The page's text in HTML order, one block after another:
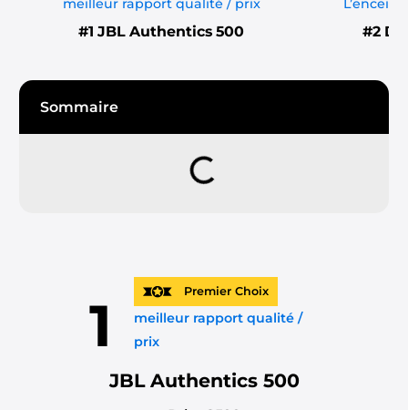
meilleur rapport qualité / prix
#1JBL Authentics 500 #2
Sommaire
1 Premier Choix
meilleur rapport qualité /
prix
JBL Authentics 500